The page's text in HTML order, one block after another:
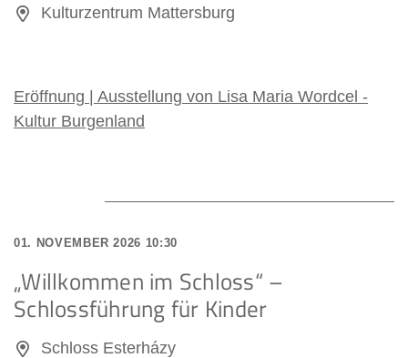
September 2026
Dezember 2026
März 2027
April 2027
Kulturzentrum Mattersburg
Eröffnung | Ausstellung von Lisa Maria Wordcel -
Kultur Burgenland
01. NOVEMBER 2026 10:30
„Willkommen im Schloss“ –
Schlossführung für Kinder
Schloss Esterházy